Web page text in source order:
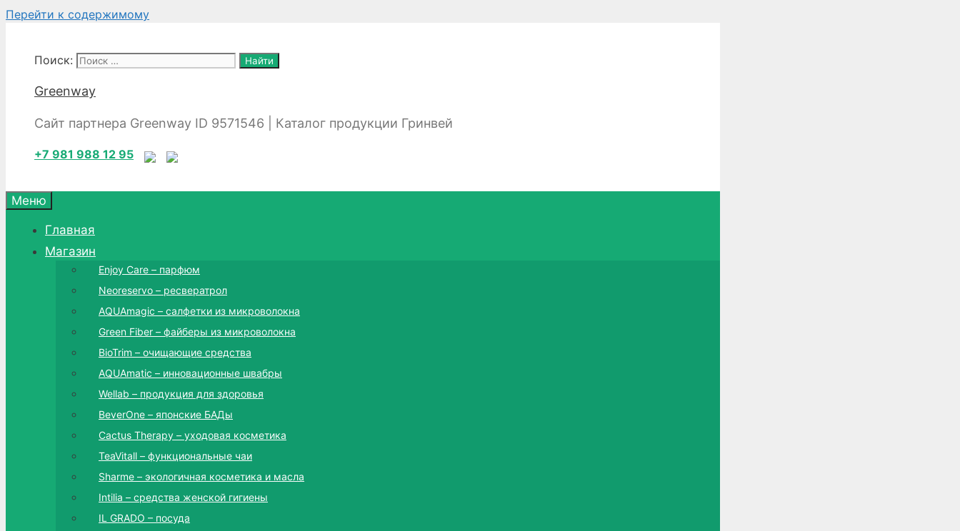
Перейти к содержимому
Поиск:
Greenway
Сайт партнера Greenway ID 9571546 | Каталог продукции Гринвей
+7 981 988 12 95
Меню
Главная
Магазин
Enjoy Care – парфюм
Neoreservo – ресвератрол
AQUAmagic – салфетки из микроволокна
Green Fiber – файберы из микроволокна
BioTrim – очищающие средства
AQUAmatic – инновационные швабры
Wellab – продукция для здоровья
BeverOne – японские БАДы
Cactus Therapy – уходовая косметика
TeaVitall – функциональные чаи
Sharme – экологичная косметика и масла
Intilia – средства женской гигиены
IL GRADO – посуда